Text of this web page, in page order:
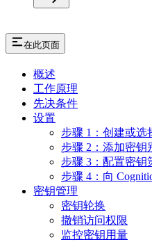
在此页面
概述
工作原理
先决条件
设置
步骤 1：创建或选
步骤 2：添加密钥
步骤 3：配置密钥
步骤 4：向
密钥管理
密钥轮换
撤销访问权限
监控密钥用量